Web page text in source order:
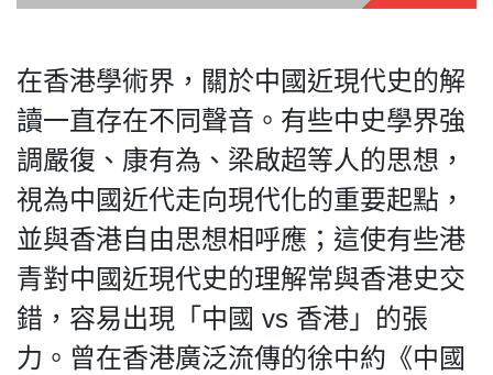
在香港學術界，關於中國近現代史的解
讀一直存在不同聲音。有些中史學界強
調嚴復、康有為、梁啟超等人的思想，
視為中國近代走向現代化的重要起點，
並與香港自由思想相呼應；這使有些港
青對中國近現代史的理解常與香港史交
錯，容易出現「中國 vs 香港」的張
力。曾在香港廣泛流傳的徐中約《中國